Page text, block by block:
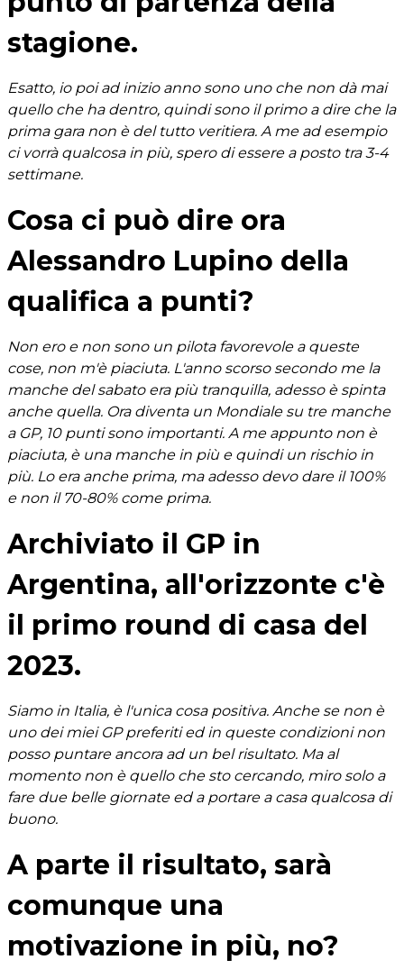
stagione.
Esatto, io poi ad inizio anno sono uno che non dà mai
quello che ha dentro, quindi sono il primo a dire che la
prima gara non è del tutto veritiera. A me ad esempio
ci vorrà qualcosa in più, spero di essere a posto tra 3-4
settimane.
Cosa ci può dire ora
Alessandro Lupino della
qualifica a punti?
Non ero e non sono un pilota favorevole a queste
cose, non m'è piaciuta. L'anno scorso secondo me la
manche del sabato era più tranquilla, adesso è spinta
anche quella. Ora diventa un Mondiale su tre manche
a GP, 10 punti sono importanti. A me appunto non è
piaciuta, è una manche in più e quindi un rischio in
più. Lo era anche prima, ma adesso devo dare il 100%
e non il 70-80% come prima.
Archiviato il GP in
Argentina, all'orizzonte c'è
il primo round di casa del
2023.
Siamo in Italia, è l'unica cosa positiva. Anche se non è
uno dei miei GP preferiti ed in queste condizioni non
posso puntare ancora ad un bel risultato. Ma al
momento non è quello che sto cercando, miro solo a
fare due belle giornate ed a portare a casa qualcosa di
buono.
A parte il risultato, sarà
comunque una
motivazione in più, no?